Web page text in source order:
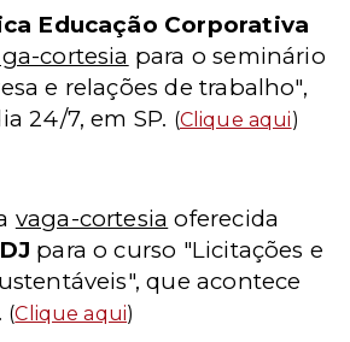
Educação Corporativa
cortesia para o seminário
e relações de trabalho",
24/7, em SP. (Clique aqui)
vaga-cortesia oferecida
para o curso "Licitações e
que acontece
(Clique aqui)